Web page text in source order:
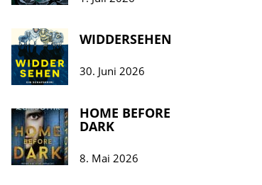
WIDDERSEHEN
30. Juni 2026
HOME BEFORE
DARK
8. Mai 2026